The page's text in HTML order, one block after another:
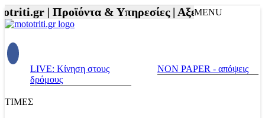
|Προϊόντα & Υπηρεσίες |Αξεσουάρ
MENU
LIVE: Κίνηση στους
δρόμους
NON PAPER - απόψεις
ΤΙΜΕΣ